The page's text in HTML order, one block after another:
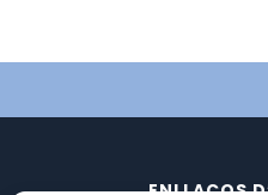
ENLLAÇOS